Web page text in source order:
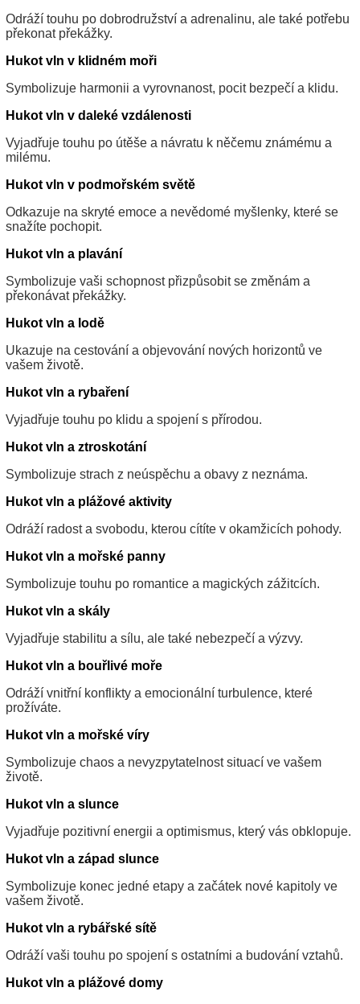
Odráží touhu po dobrodružství a adrenalinu, ale také potřebu
překonat překážky.
Hukot vln v klidném moři
Symbolizuje harmonii a vyrovnanost, pocit bezpečí a klidu.
Hukot vln v daleké vzdálenosti
Vyjadřuje touhu po útěše a návratu k něčemu známému a
milému.
Hukot vln v podmořském světě
Odkazuje na skryté emoce a nevědomé myšlenky, které se
snažíte pochopit.
Hukot vln a plavání
Symbolizuje vaši schopnost přizpůsobit se změnám a
překonávat překážky.
Hukot vln a lodě
Ukazuje na cestování a objevování nových horizontů ve
vašem životě.
Hukot vln a rybaření
Vyjadřuje touhu po klidu a spojení s přírodou.
Hukot vln a ztroskotání
Symbolizuje strach z neúspěchu a obavy z neznáma.
Hukot vln a plážové aktivity
Odráží radost a svobodu, kterou cítíte v okamžicích pohody.
Hukot vln a mořské panny
Symbolizuje touhu po romantice a magických zážitcích.
Hukot vln a skály
Vyjadřuje stabilitu a sílu, ale také nebezpečí a výzvy.
Hukot vln a bouřlivé moře
Odráží vnitřní konflikty a emocionální turbulence, které
prožíváte.
Hukot vln a mořské víry
Symbolizuje chaos a nevyzpytatelnost situací ve vašem
životě.
Hukot vln a slunce
Vyjadřuje pozitivní energii a optimismus, který vás obklopuje.
Hukot vln a západ slunce
Symbolizuje konec jedné etapy a začátek nové kapitoly ve
vašem životě.
Hukot vln a rybářské sítě
Odráží vaši touhu po spojení s ostatními a budování vztahů.
Hukot vln a plážové domy